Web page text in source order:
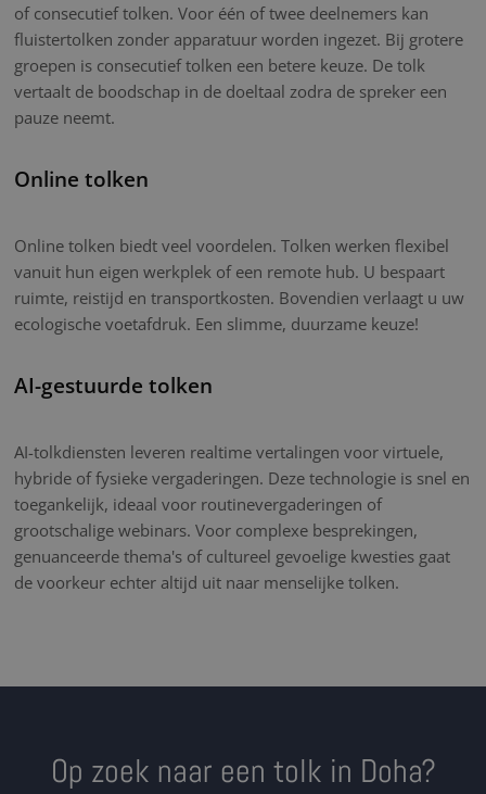
of consecutief tolken. Voor één of twee deelnemers kan
fluistertolken zonder apparatuur worden ingezet. Bij grotere
groepen is consecutief tolken een betere keuze. De tolk
vertaalt de boodschap in de doeltaal zodra de spreker een
pauze neemt.
Online tolken
Online tolken biedt veel voordelen. Tolken werken flexibel
vanuit hun eigen werkplek of een remote hub. U bespaart
ruimte, reistijd en transportkosten. Bovendien verlaagt u uw
ecologische voetafdruk. Een slimme, duurzame keuze!
AI-gestuurde tolken
AI-tolkdiensten leveren realtime vertalingen voor virtuele,
hybride of fysieke vergaderingen. Deze technologie is snel en
toegankelijk, ideaal voor routinevergaderingen of
grootschalige webinars. Voor complexe besprekingen,
genuanceerde thema's of cultureel gevoelige kwesties gaat
de voorkeur echter altijd uit naar menselijke tolken.
Op zoek naar een tolk in Doha?